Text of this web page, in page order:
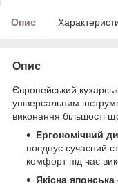
Опис
Опис
Європейський
універсальним
виконання більшості
Ергономічний
поєднує сучасний
комфорт під час
Якісна японська